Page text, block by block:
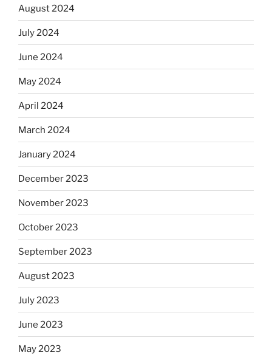
August 2024
July 2024
June 2024
May 2024
April 2024
March 2024
January 2024
December 2023
November 2023
October 2023
September 2023
August 2023
July 2023
June 2023
May 2023